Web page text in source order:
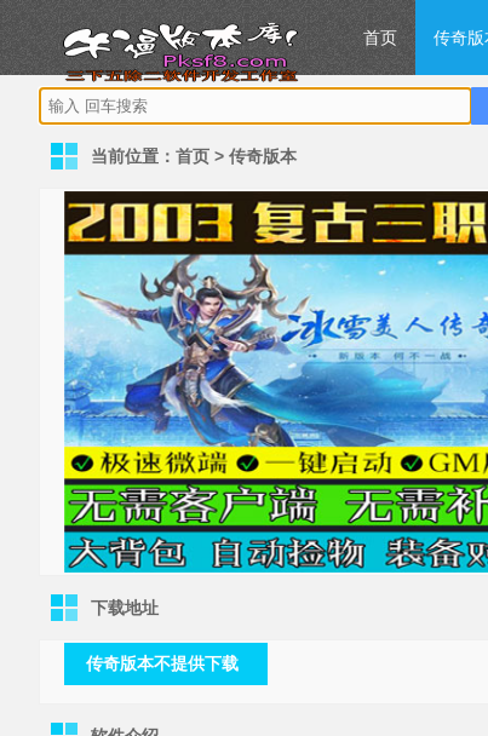
首页 传奇版
当前位置： 首页 > 传奇版本
下载地址
传奇版本不提供下载